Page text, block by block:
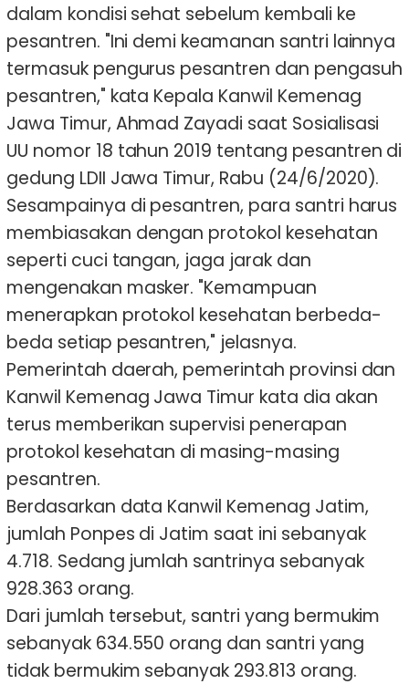
dalam kondisi sehat sebelum kembali ke
pesantren. "Ini demi keamanan santri lainnya
termasuk pengurus pesantren dan pengasuh
pesantren," kata Kepala Kanwil Kemenag
Jawa Timur, Ahmad Zayadi saat Sosialisasi
UU nomor 18 tahun 2019 tentang pesantren di
gedung LDII Jawa Timur, Rabu (24/6/2020).
Sesampainya di pesantren, para santri harus
membiasakan dengan protokol kesehatan
seperti cuci tangan, jaga jarak dan
mengenakan masker. "Kemampuan
menerapkan protokol kesehatan berbeda-
beda setiap pesantren," jelasnya.
Pemerintah daerah, pemerintah provinsi dan
Kanwil Kemenag Jawa Timur kata dia akan
terus memberikan supervisi penerapan
protokol kesehatan di masing-masing
pesantren.
Berdasarkan data Kanwil Kemenag Jatim,
jumlah Ponpes di Jatim saat ini sebanyak
4.718. Sedang jumlah santrinya sebanyak
928.363 orang.
Dari jumlah tersebut, santri yang bermukim
sebanyak 634.550 orang dan santri yang
tidak bermukim sebanyak 293.813 orang.